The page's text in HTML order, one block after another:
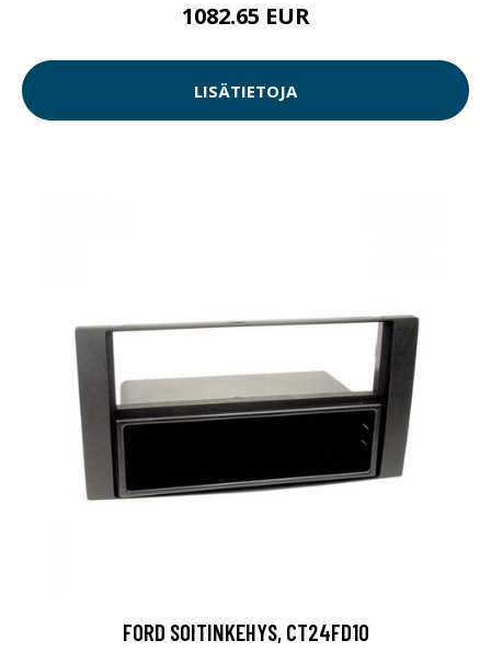
1082.65 EUR
LISÄTIETOJA
FORD SOITINKEHYS, CT24FD10